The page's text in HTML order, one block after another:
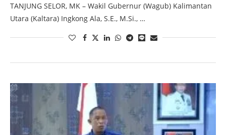
TANJUNG SELOR, MK – Wakil Gubernur (Wagub) Kalimantan
Utara (Kaltara) Ingkong Ala, S.E., M.Si., …